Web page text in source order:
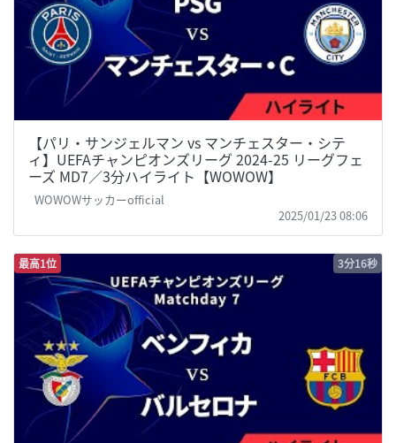
【パリ・サンジェルマン vs マンチェスター・シテ
ィ】UEFAチャンピオンズリーグ 2024-25 リーグフェ
ーズ MD7／3分ハイライト【WOWOW】
WOWOWサッカーofficial
2025/01/23 08:06
最高1位 3分16秒